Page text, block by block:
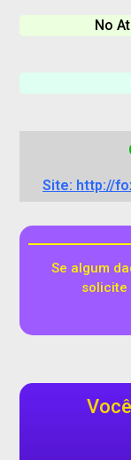
No
Site: http://
Se algum
solicite